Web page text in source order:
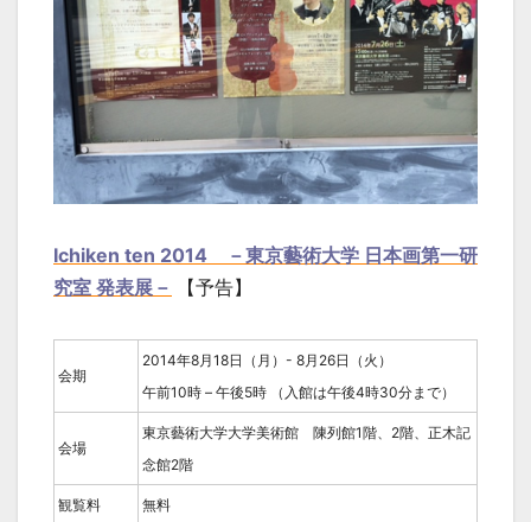
Ichiken ten 2014 －東京藝術大学 日本画第一研
究室 発表展－
【予告】
会期
2014年8月18日（月）- 8月26日（火）
午前10時 – 午後5時 （入館は午後4時30分まで）
会場
東京藝術大学大学美術館 陳列館1階、2階、正木記
念館2階
観覧料 無料